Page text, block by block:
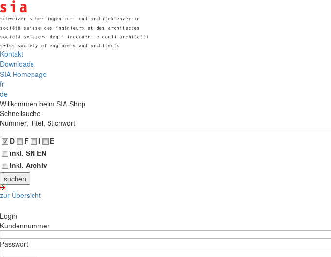
Kontakt
Downloads
SIA Homepage
fr
de
Willkommen beim SIA-Shop
Schnellsuche
Nummer, Titel, Stichwort
D
F I
E
inkl. SN EN
inkl. Archiv
zur Übersicht
Login
Kundennummer
Passwort